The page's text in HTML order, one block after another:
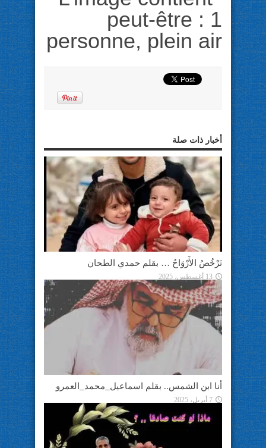
أخبار ذات صلة
تَرْخُصُ الأَرْوَاحُ … بقلم حمدي الطحان
13 أغسطس، 2025
أنا ابن الشمس.. بقلم اسماعيل_محمد_العمرو
7 أبريل، 2025